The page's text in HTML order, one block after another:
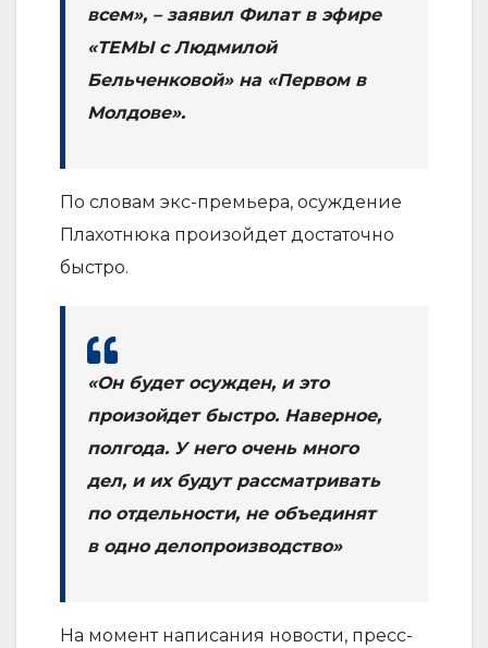
всем», – заявил Филат в эфире
«ТЕМЫ с Людмилой
Бельченковой» на «Первом в
Молдове».
По словам экс-премьера, осуждение
Плахотнюка произойдет достаточно
быстро.
«Он будет осужден, и это
произойдет быстро. Наверное,
полгода. У него очень много
дел, и их будут рассматривать
по отдельности, не объединят
в одно делопроизводство»
На момент написания новости, пресс-